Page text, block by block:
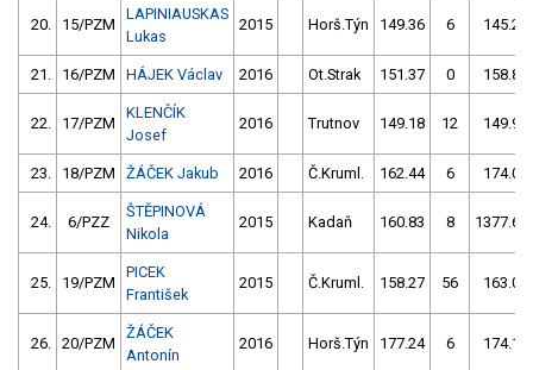
20. 15/PZM
LAPINIAUSKAS
Lukas
2015 Horš.Týn 149.36 6 145.21
21. 16/PZM HÁJEK Václav 2016 Ot.Strak 151.37 0 158.86
22. 17/PZM
KLENČÍK
Josef
2016 Trutnov 149.18 12 149.95
23. 18/PZM ŽÁČEK Jakub 2016 Č.Kruml. 162.44 6 174.00
24. 6/PZZ
ŠTĚPINOVÁ
Nikola
2015 Kadaň 160.83 8 1377.68
25. 19/PZM
PICEK
František
2015 Č.Kruml. 158.27 56 163.04
26. 20/PZM
ŽÁČEK
Antonín
2016 Horš.Týn 177.24 6 174.10